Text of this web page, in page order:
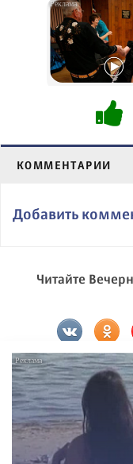
КОММЕНТАРИИ
Добавить
Читайте